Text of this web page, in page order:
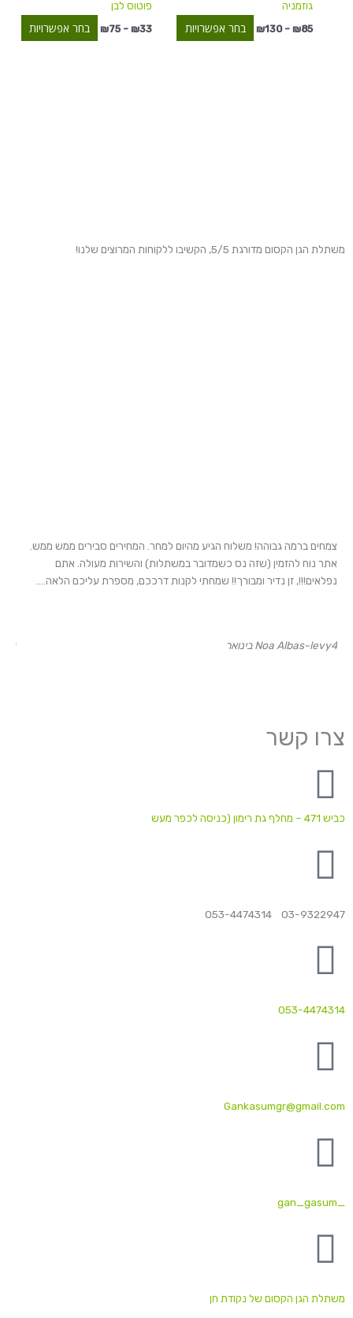
גוזמניה
₪85
–
₪130 בחר אפשרויות
המוצר
פוטוס לבן
₪33
–
₪75 בחר אפשרויות
משתלת הגן הקסום מדורגת 5/5, הקשיבו ללקוחות המרוצים שלנו!
צמחים ברמה גבוהה! משלוח הגיע מהיום למחר. המחירים סבירים ממש ממש.
אתר נוח להזמין (שזה נס כשמדובר במשתלות) והשירות מעולה. אתם
נפלאים!!!, זן נדיר ומבורך!! שמחתי לקנות דרככם, מספרת עליכם הלאה....
Noa Albas-levy4 בינואר
צרו קשר
כביש 471 – מחלף גת רימון (כניסה לכפר מעש
03-9322947 053-4474314
053-4474314
Gankasumgr@gmail.com
_gan_gasum
משתלת הגן הקסום של נקודת חן